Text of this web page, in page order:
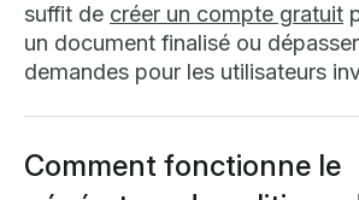
suffit de créer un compte gratuit
un document finalisé ou
demandes pour les utilisateurs
Comment fonctionne le